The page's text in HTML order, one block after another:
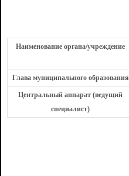
Наименование органа/учреждение
Глава муниципального образования
Центральный аппарат (ведущий
специалист)